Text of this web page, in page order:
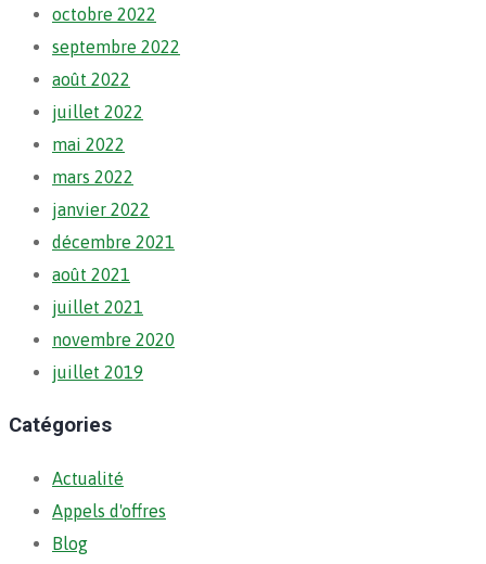
octobre 2022
septembre 2022
août 2022
juillet 2022
mai 2022
mars 2022
janvier 2022
décembre 2021
août 2021
juillet 2021
novembre 2020
juillet 2019
Catégories
Actualité
Appels d'offres
Blog